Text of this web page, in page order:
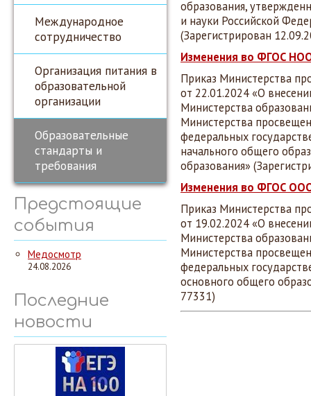
Международное
сотрудничество
Организация питания в
образовательной
организации
Образовательные
стандарты и
требования
Предстоящие
события
Медосмотр
24.08.2026
Последние
новости
образования,
и науки Российской
(Зарегистрирован
Изменения во ФГОС
Приказ Министерства
от 22.01.2024 «О
Министерства
Министерства
федеральных
начального общего
образования»
Изменения во ФГОС
Приказ Министерства
от 19.02.2024 «О
Министерства
Министерства
федеральных
основного общего
77331)